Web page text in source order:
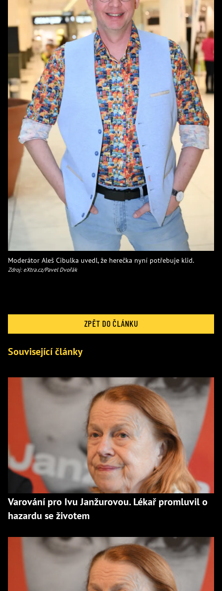
Moderátor Aleš Cibulka uvedl, že herečka nyní potřebuje klid.
Zdroj: eXtra.cz/Pavel Dvořák
ZPĚT DO ČLÁNKU
Související články
Varování pro Ivu Janžurovou. Lékař promluvil o
hazardu se životem